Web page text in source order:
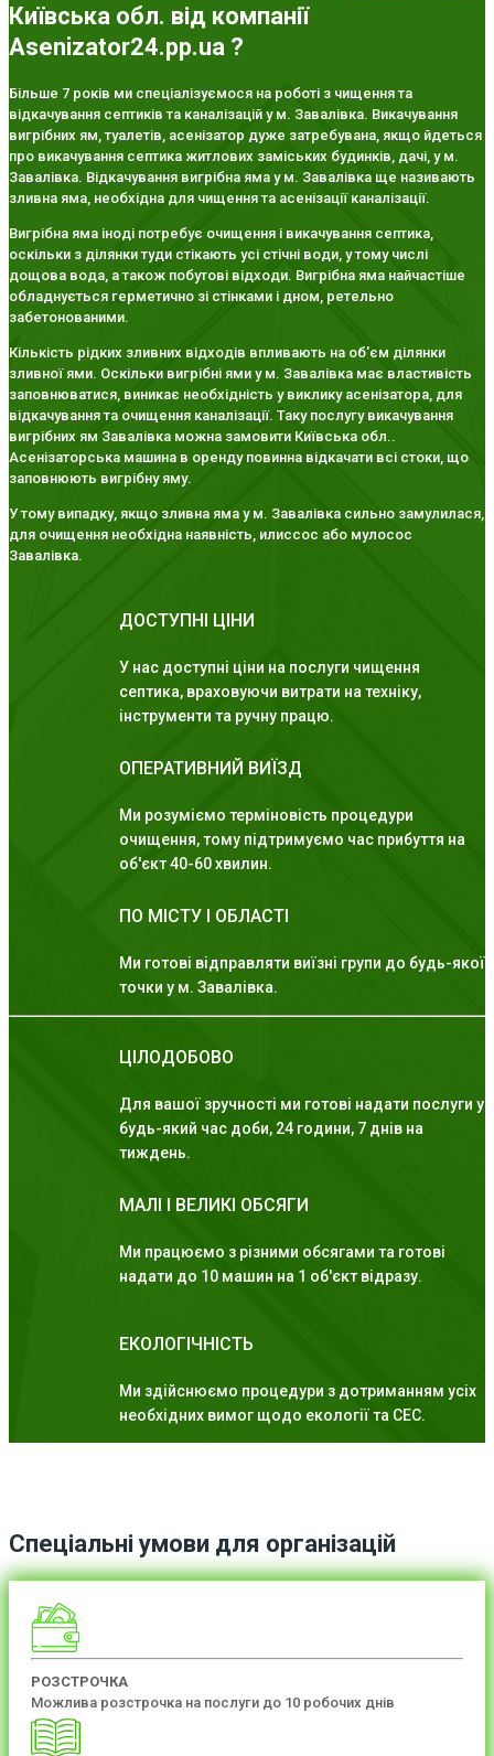
Київська обл. від компанії
Asenizator24.pp.ua ?
Більше 7 років ми спеціалізуємося на роботі з чищення та
відкачування септиків та каналізацій у м. Завалівка. Викачування
вигрібних ям, туалетів, асенізатор дуже затребувана, якщо йдеться
про викачування септика житлових заміських будинків, дачі, у м.
Завалівка. Відкачування вигрібна яма у м. Завалівка ще називають
зливна яма, необхідна для чищення та асенізації каналізації.
Вигрібна яма іноді потребує очищення і викачування септика,
оскільки з ділянки туди стікають усі стічні води, у тому числі
дощова вода, а також побутові відходи. Вигрібна яма найчастіше
обладнується герметично зі стінками і дном, ретельно
забетонованими.
Кількість рідких зливних відходів впливають на об'єм ділянки
зливної ями. Оскільки вигрібні ями у м. Завалівка має властивість
заповнюватися, виникає необхідність у виклику асенізатора, для
відкачування та очищення каналізації. Таку послугу викачування
вигрібних ям Завалівка можна замовити Київська обл..
Асенізаторська машина в оренду повинна відкачати всі стоки, що
заповнюють вигрібну яму.
У тому випадку, якщо зливна яма у м. Завалівка сильно замулилася,
для очищення необхідна наявність, илиссос або мулосос
Завалівка.
ДОСТУПНІ ЦІНИ
У нас доступні ціни на послуги чищення
септика, враховуючи витрати на техніку,
інструменти та ручну працю.
ОПЕРАТИВНИЙ ВИЇЗД
Ми розуміємо терміновість процедури
очищення, тому підтримуємо час прибуття на
об'єкт 40-60 хвилин.
ПО МІСТУ І ОБЛАСТІ
Ми готові відправляти виїзні групи до будь-якої
точки у м. Завалівка.
ЦІЛОДОБОВО
Для вашої зручності ми готові надати послуги у
будь-який час доби, 24 години, 7 днів на
тиждень.
МАЛІ І ВЕЛИКІ ОБСЯГИ
Ми працюємо з різними обсягами та готові
надати до 10 машин на 1 об'єкт відразу.
ЕКОЛОГІЧНІСТЬ
Ми здійснюємо процедури з дотриманням усіх
необхідних вимог щодо екології та СЕС.
Спеціальні умови для організацій
РОЗСТРОЧКА
Можлива розстрочка на послуги до 10 робочих днів